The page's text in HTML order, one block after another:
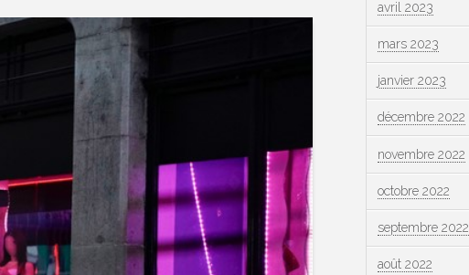
avril 2023
mars 2023
janvier 2023
décembre 2022
novembre 2022
octobre 2022
septembre 2022
août 2022